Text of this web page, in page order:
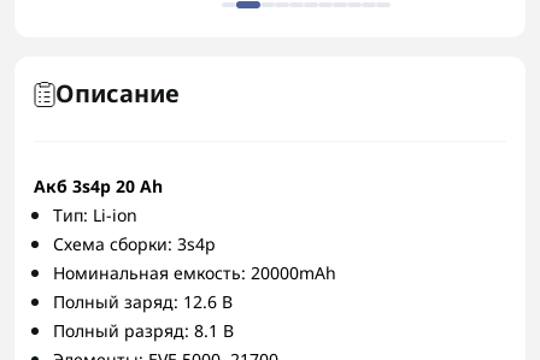
Описание
Акб 3s4p 20 Аh
Тип: Li-ion
Схема сборки: 3s4p
Номинальная емкость: 20000mAh
Полный заряд: 12.6 В
Полный разряд: 8.1 В